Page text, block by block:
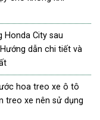
Honda City sau
dẫn chi tiết và
hoa treo xe ô tô
treo xe nên sử dụng